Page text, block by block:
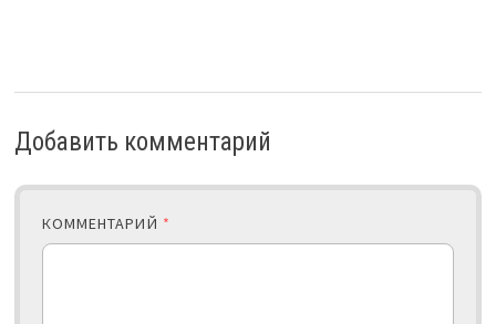
Добавить комментарий
КОММЕНТАРИЙ *